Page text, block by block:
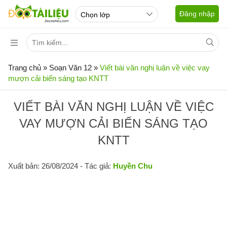
Đăng nhập
Trang chủ » Soạn Văn 12 » Viết bài văn nghị luận về việc vay
mượn cải biến sáng tạo KNTT
VIẾT BÀI VĂN NGHỊ LUẬN VỀ VIỆC
VAY MƯỢN CẢI BIẾN SÁNG TẠO
KNTT
Xuất bản: 26/08/2024 - Tác giả: Huyền Chu